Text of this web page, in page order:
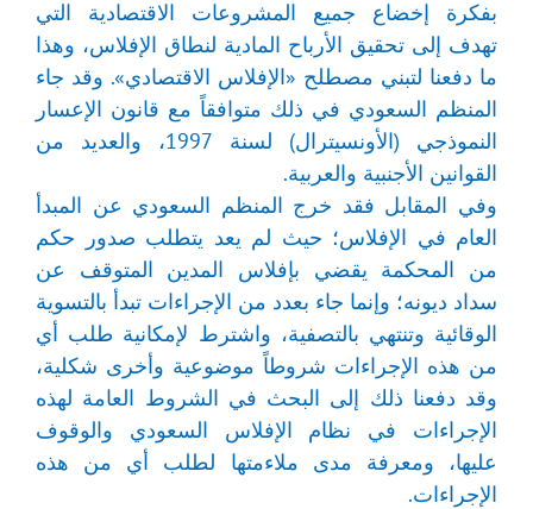
بفكرة إخضاع جميع المشروعات الاقتصادية التي
تهدف إلى تحقيق الأرباح المادية لنطاق الإفلاس، وهذا
ما دفعنا لتبني مصطلح «الإفلاس الاقتصادي». وقد جاء
المنظم السعودي في ذلك متوافقاً مع قانون الإعسار
النموذجي (الأونسيترال) لسنة 1997، والعديد من
القوانين الأجنبية والعربية.
وفي المقابل فقد خرج المنظم السعودي عن المبدأ
العام في الإفلاس؛ حيث لم يعد يتطلب صدور حكم
من المحكمة يقضي بإفلاس المدين المتوقف عن
سداد ديونه؛ وإنما جاء بعدد من الإجراءات تبدأ بالتسوية
الوقائية وتنتهي بالتصفية، واشترط لإمكانية طلب أي
من هذه الإجراءات شروطاً موضوعية وأخرى شكلية،
وقد دفعنا ذلك إلى البحث في الشروط العامة لهذه
الإجراءات في نظام الإفلاس السعودي والوقوف
عليها، ومعرفة مدى ملاءمتها لطلب أي من هذه
الإجراءات.